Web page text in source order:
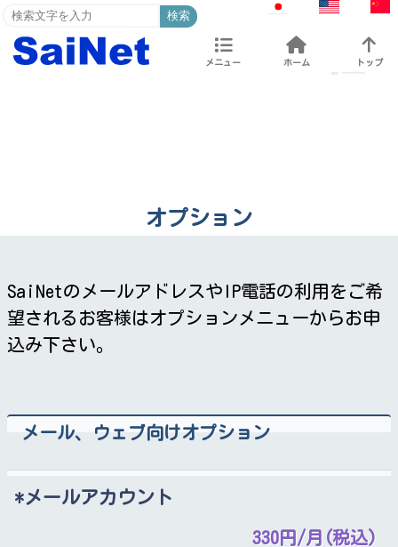
検索
メニュー ホーム トップ
オプション
SaiNetのメールアドレスやIP電話の利用をご希
望されるお客様はオプションメニューからお申
込み下さい。
メール、ウェブ向けオプション
メールアカウント
330円/月(税込)